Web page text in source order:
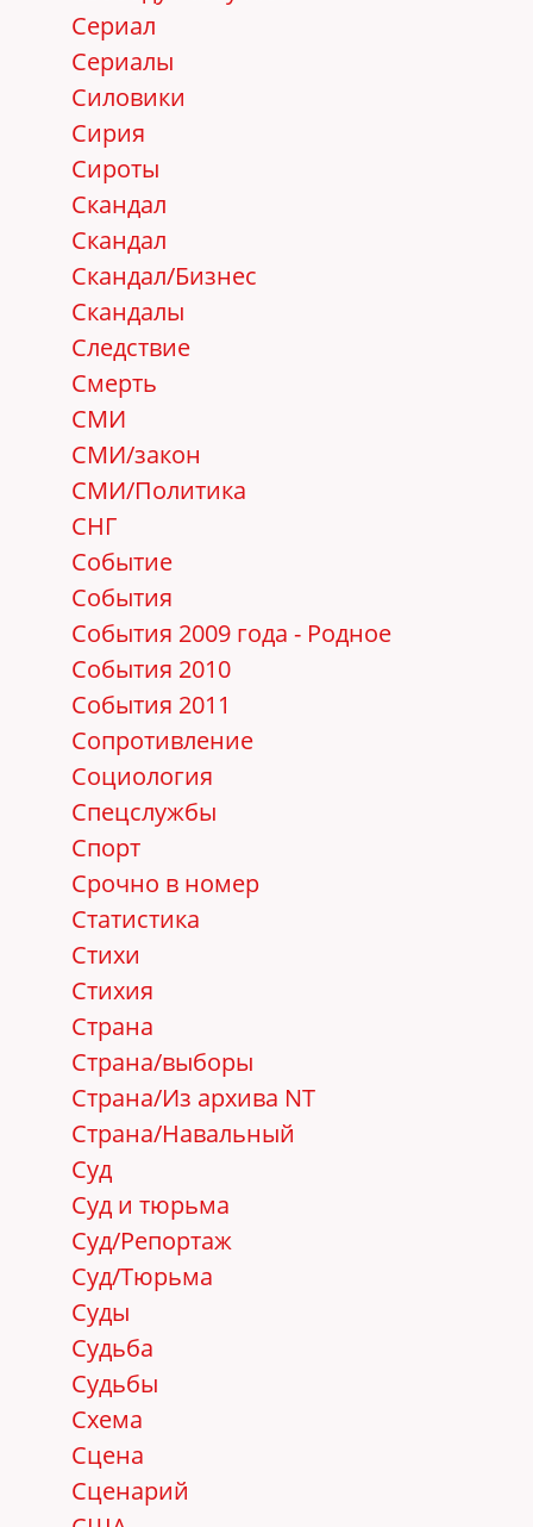
Сериал
Сериалы
Силовики
Сирия
Сироты
Скандал
Скандал
Скандал/Бизнес
Скандалы
Следствие
Смерть
СМИ
СМИ/закон
СМИ/Политика
СНГ
Событие
События
События 2009 года - Родное
События 2010
События 2011
Сопротивление
Социология
Спецслужбы
Спорт
Срочно в номер
Статистика
Стихи
Стихия
Страна
Страна/выборы
Страна/Из архива NT
Страна/Навальный
Суд
Суд и тюрьма
Суд/Репортаж
Суд/Тюрьма
Суды
Судьба
Судьбы
Схема
Сцена
Сценарий